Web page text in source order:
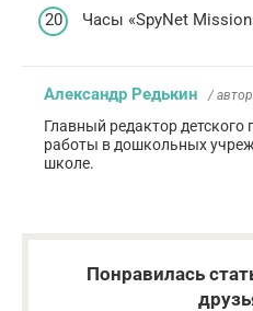
Часы «SpyNet
Александр Редькин /
Главный редактор
работы в дошкольных
школе.
Понравилась